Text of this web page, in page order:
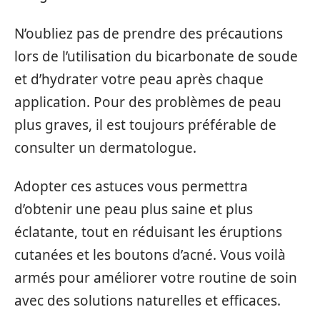
N’oubliez pas de prendre des précautions
lors de l’utilisation du bicarbonate de soude
et d’hydrater votre peau après chaque
application. Pour des problèmes de peau
plus graves, il est toujours préférable de
consulter un dermatologue.
Adopter ces astuces vous permettra
d’obtenir une peau plus saine et plus
éclatante, tout en réduisant les éruptions
cutanées et les boutons d’acné. Vous voilà
armés pour améliorer votre routine de soin
avec des solutions naturelles et efficaces.